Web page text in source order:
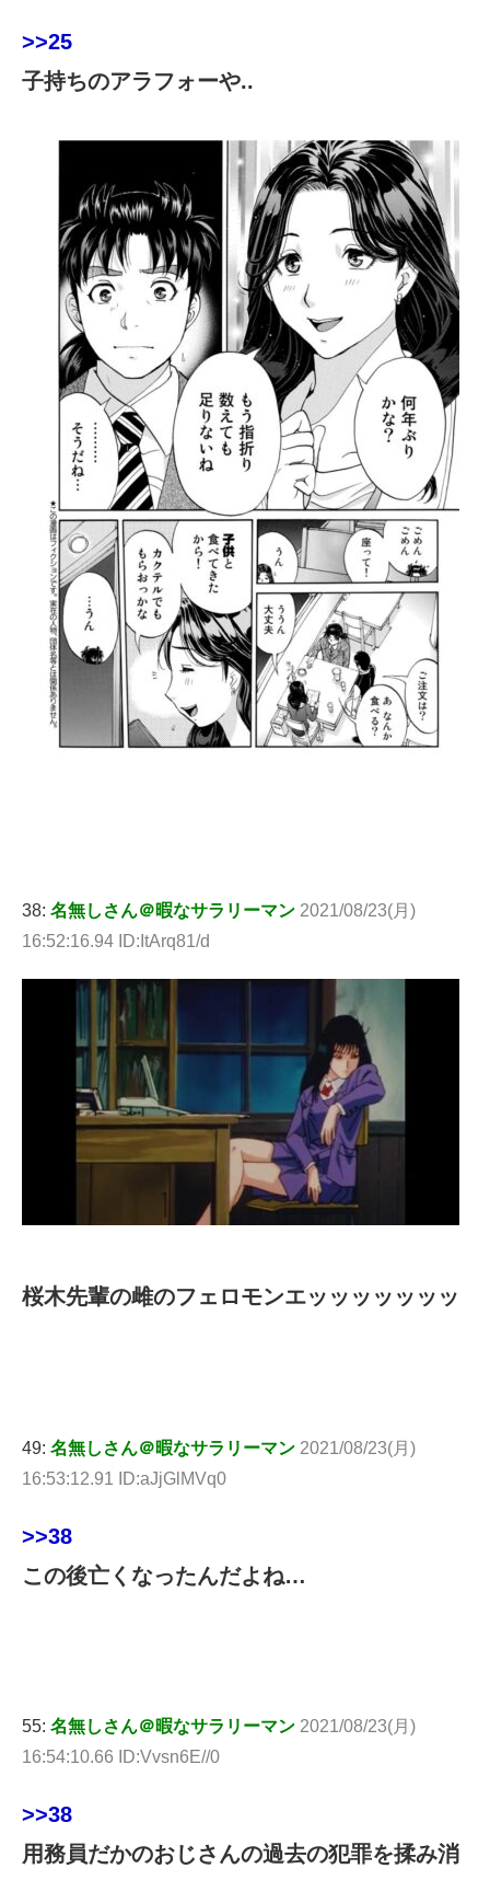
>>25
子持ちのアラフォーや..
38: 名無しさん＠暇なサラリーマン 2021/08/23(月)
16:52:16.94 ID:ItArq81/d
桜木先輩の雌のフェロモンエッッッッッッッ
49: 名無しさん＠暇なサラリーマン 2021/08/23(月)
16:53:12.91 ID:aJjGlMVq0
>>38
この後亡くなったんだよね…
55: 名無しさん＠暇なサラリーマン 2021/08/23(月)
16:54:10.66 ID:Vvsn6E//0
>>38
用務員だかのおじさんの過去の犯罪を揉み消